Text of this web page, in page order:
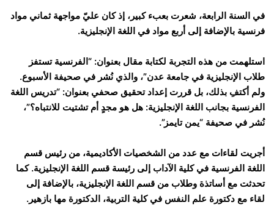
في السنة الرابعة، شعرت بعبء كبير، إذ كان عليّ مواجهة ثماني مواد
فرنسية بالإضافة إلى أربع مواد في اللغة الإنجليزية.
استلهمت من هذه التجربة لكتابة مقال بعنوان: “الفرنسية تستفز
طلاب الإنجليزية في جامعة عدن”، والذي نُشر في صحيفة الأسبوع.
ولم أكتفِ بذلك، بل قررت إعداد تحقيق صحفي بعنوان: “تدريس اللغة
الفرنسية بجانب اللغة الإنجليزية: هل هو مجدٍ أم تشتيت للانتباه؟”،
نُشر في صحيفة “يمن تايمز”.
أجريت لقاءات مع عدد من الشخصيات الأكاديمية، من رئيس قسم
اللغة الفرنسية في كلية الآداب إلى رئيسة قسم اللغة الإنجليزية. كما
تحدثت مع أساتذة وطلاب من قسم اللغة الإنجليزية، بالإضافة إلى
لقاء مع دكتورة علم النفس في كلية التربية، الدكتورة مها بازهير.